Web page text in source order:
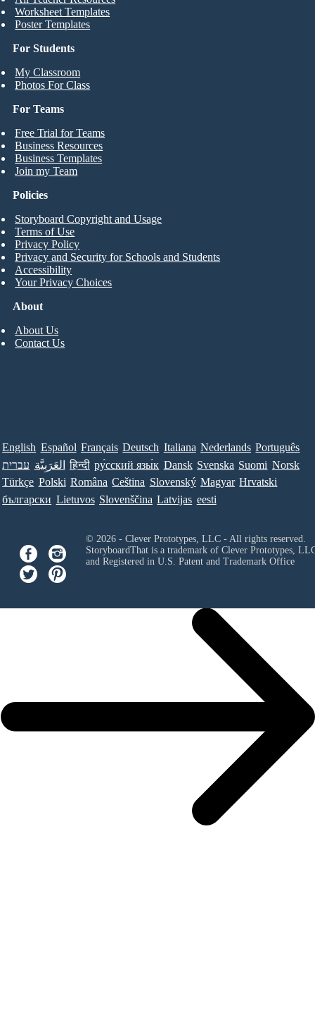
For Students
My Classroom
Photos For Class
Worksheet Templates
Poster Templates
For Teams
Free Trial for Teams
Business Resources
Business Templates
Join my Team
About
About Us
Contact Us
Policies
Storyboard Copyright and Usage
Terms of Use
Privacy Policy
Privacy and Security for Schools and Students
Accessibility
Your Privacy Choices
English Español Français Deutsch Italiana Nederlands Português
עברית العَرَبِيَّة हिन्दी ру́сский язы́к Dansk Svenska Suomi Norsk
Türkçe Polski Româna Ceština Slovenský Magyar Hrvatski
български Lietuvos Slovenščina Latvijas eesti
© 2026 - Clever Prototypes, LLC - All rights reserved.
StoryboardThat is a trademark of Clever Prototypes,
and Registered in U.S. Patent and Trademark Office